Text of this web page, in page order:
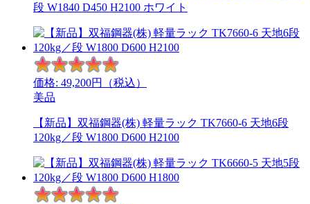
段 W1840 D450 H2100 ホワイト
価格: 49,200円（税込）
美品
【新品】双福鋼器(株) 軽量ラック TK7660-6 天地6段
120kg／段 W1800 D600 H2100